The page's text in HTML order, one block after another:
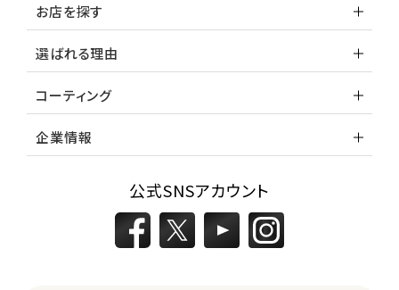
お店を探す
選ばれる理由
コーティング
企業情報
公式SNSアカウント